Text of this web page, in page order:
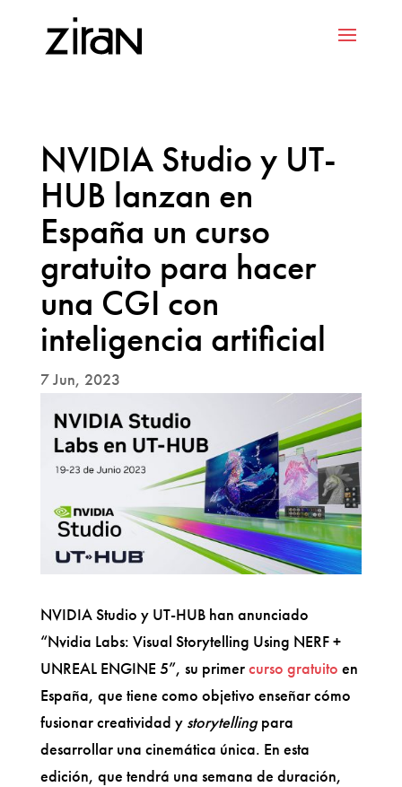
NVIDIA Studio y UT-
HUB lanzan en
España un curso
gratuito para hacer
una CGI con
inteligencia artificial
7 Jun, 2023
NVIDIA Studio y UT-HUB han anunciado
“Nvidia Labs: Visual Storytelling Using NERF +
UNREAL ENGINE 5”, su primercurso gratuito en
España, que tiene como objetivo enseñar cómo
fusionar creatividad y storytellingpara
desarrollar una cinemática única. En esta
edición, que tendrá una semana de duración,